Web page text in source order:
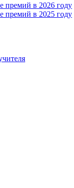
премий в 2026 году
премий в 2025 году